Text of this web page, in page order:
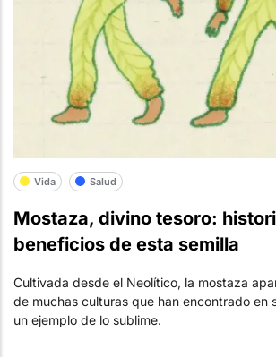
Vida Salud
Mostaza, divino tesoro:
beneficios de esta semilla
Cultivada desde el Neolítico, la mostaza
de muchas culturas que han encontrado en
un ejemplo de lo sublime.